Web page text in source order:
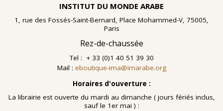
INSTITUT DU MONDE ARABE
1, rue des Fossés-Saint-Bernard, Place Mohammed-V, 75005,
Paris
Rez-de-chaussée
Tel : + 33 (0)1 40 51 39 30
Mail : eboutique-ima@imarabe.org
Horaires d'ouverture :
La librairie est ouverte du mardi au dimanche ( jours fériés inclus,
sauf le 1er mai ) :